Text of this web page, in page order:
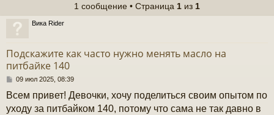
1 сообщение • Страница 1 из 1
Вика Rider
Подскажите как часто нужно менять масло на
питбайке 140
С
о
б
09 июл 2025, 08:39
Всем привет! Девочки, хочу поделиться своим опытом по
уходу за питбайком 140, потому что сама не так давно в